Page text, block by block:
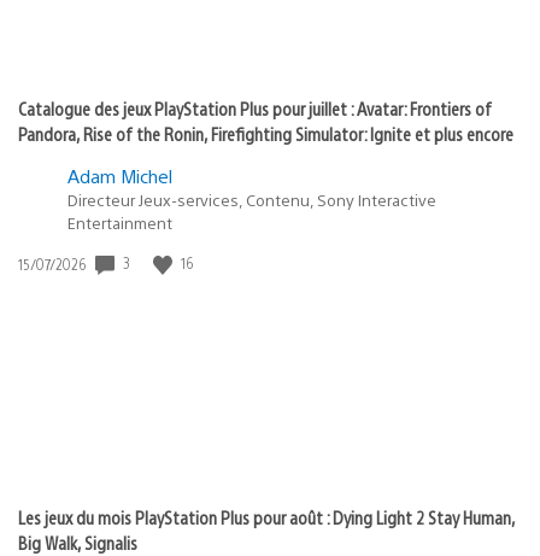
Catalogue des jeux PlayStation Plus pour juillet : Avatar: Frontiers of
Pandora, Rise of the Ronin, Firefighting Simulator: Ignite et plus encore
Adam Michel
Directeur Jeux-services, Contenu, Sony Interactive
Entertainment
Date
15/07/2026 3 16
Les jeux du mois PlayStation Plus pour août : Dying Light 2 Stay Human,
Big Walk, Signalis